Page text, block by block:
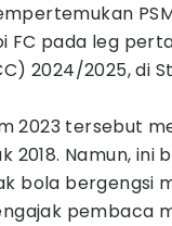
FC pada leg
2024/2025, di
2023 tersebut
Namun, ini
bola bergengsi
pembaca